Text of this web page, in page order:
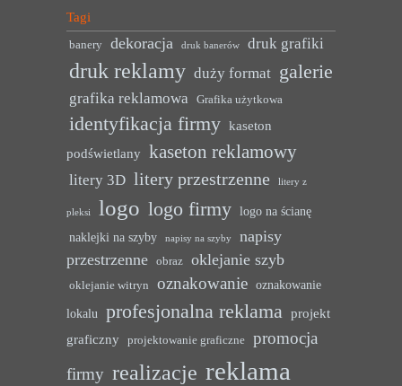
Tagi
banery dekoracja druk banerów druk grafiki
druk reklamy duży format galerie
grafika reklamowa Grafika użytkowa
identyfikacja firmy kaseton
podświetlany kaseton reklamowy
litery 3D litery przestrzenne litery z
pleksi logo logo firmy logo na ścianę
naklejki na szyby
napisy na szyby
napisy
przestrzenne
obraz oklejanie szyb
oklejanie witryn oznakowanie oznakowanie
lokalu profesjonalna reklama projekt
graficzny
projektowanie graficzne
promocja
firmy realizacje reklama